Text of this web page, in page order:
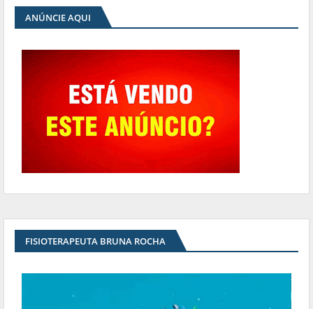
ANÚNCIE AQUI
FISIOTERAPEUTA BRUNA ROCHA